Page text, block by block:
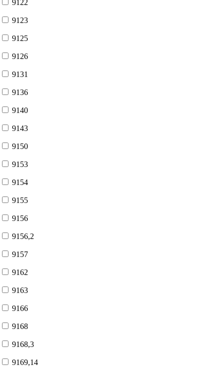
9122
9123
9125
9126
9131
9136
9140
9143
9150
9153
9154
9155
9156
9156,2
9157
9162
9163
9166
9168
9168,3
9169,14